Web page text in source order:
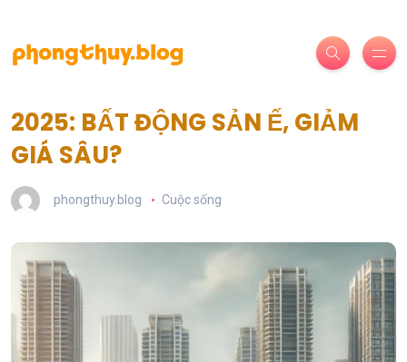
2025: BẤT ĐỘNG SẢN Ế, GIẢM
GIÁ SÂU?
phongthuy.blog Cuộc sống